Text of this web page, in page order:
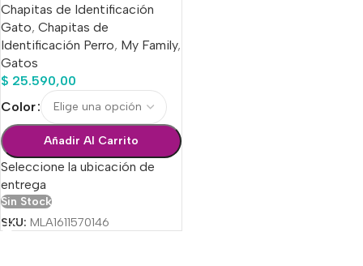
Chapitas de Identificación
Gato, Chapitas de
Identificación Perro, My Family,
Gatos
$ 25.590,00
Color
Añadir Al Carrito
Seleccione la ubicación de
entrega
Sin Stock
SKU: MLA1611570146